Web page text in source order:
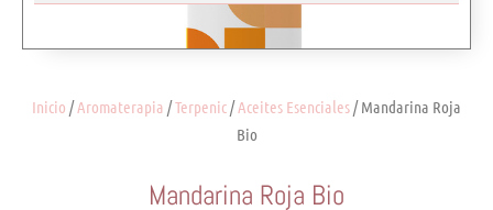
Inicio /Aromaterapia /Terpenic/Aceites Esenciales/ Mandarina Roja
Bio
Mandarina Roja Bio